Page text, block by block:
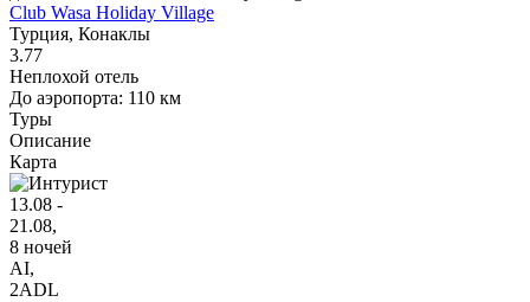
Club Wasa Holiday Village
Турция, Конаклы
3.77
Неплохой отель
До аэропорта: 110 км
Туры
Описание
Карта
13.08 -
21.08,
8 ночей
AI,
2ADL